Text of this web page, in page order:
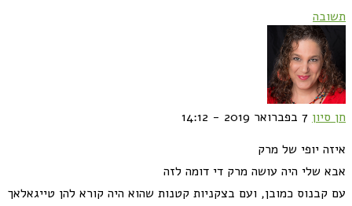
תשובה
חן סיון 7 בפברואר 2019 - 14:12
איזה יופי של מרק
אבא שלי היה עושה מרק די דומה לזה
עם קבנוס כמובן, ועם בצקניות קטנות שהוא היה קורא להן טייגאלאך